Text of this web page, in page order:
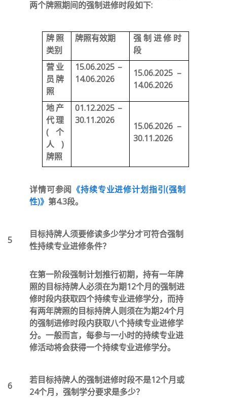
两个牌照期间的强制进修时段如下:
牌照
类别
牌照有效期
强制进修时
段
营业
员牌
照
15.06.2025 –
14.06.2026
15.06.2025 –
14.06.2026
地产
代理
(个
人)
牌照
01.12.2025 –
30.11.2026
15.06.2026 –
30.11.2026
详情可参阅 《持续专业进修计划指引(强制
性)》 第4.3段。
5
目标持牌人须要修读多少学分才可符合强制
性持续专业进修条件？
在第一阶段强制计划推行初期，持有一年牌
照的目标持牌人必须在为期12个月的强制进
修时段内获取四个持续专业进修学分，而持
有两年牌照的目标持牌人则须在为期24个月
的强制进修时段内获取八个持续专业进修学
分。一般而言，每参与一小时的持续专业进
修活动将会获得一个持续专业进修学分。
6
若目标持牌人的强制进修时段不是12个月或
24个月，强制学分要求是多少？